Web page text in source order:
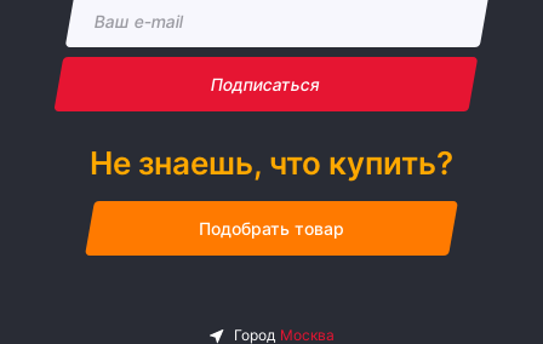
Подписаться
Не знаешь, что купить?
Подобрать товар